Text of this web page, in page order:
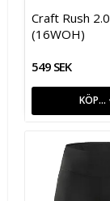
Craft Rush
(16WOH)
549 SEK
KÖP…